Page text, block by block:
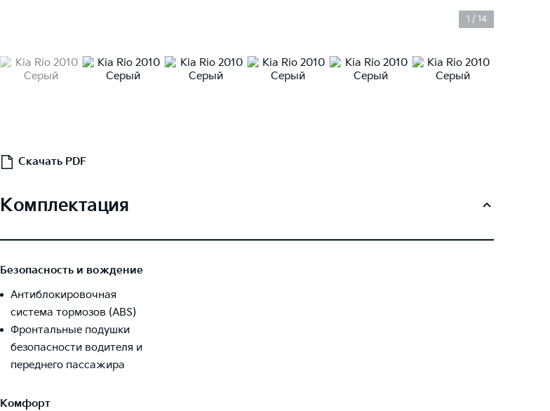
1 / 14
Скачать PDF
Комплектация
Безопасность и вождение
Антиблокировочная
система тормозов (ABS)
Фронтальные подушки
безопасности водителя и
переднего пассажира
Комфорт